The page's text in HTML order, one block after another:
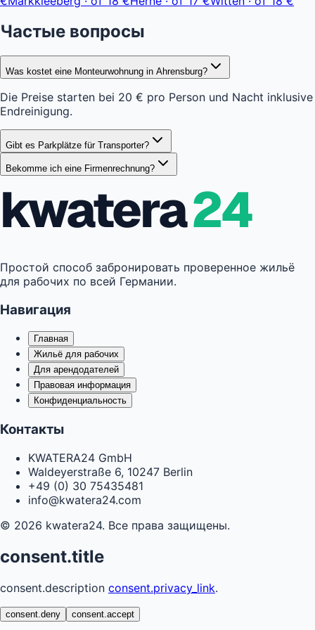
Частые вопросы
Was kostet eine Monteurwohnung in Ahrensburg?
Die Preise starten bei 20 € pro Person und Nacht inklusive
Endreinigung.
Gibt es Parkplätze für Transporter?
Bekomme ich eine Firmenrechnung?
kwatera24
Простой способ забронировать проверенное жильё
для рабочих по всей Германии.
Навигация
Главная
Жильё для рабочих
Для арендодателей
Правовая информация
Конфиденциальность
Контакты
KWATERA24 GmbH
Waldeyerstraße 6, 10247 Berlin
+49 (0) 30 75435481
info@kwatera24.com
© 2026 kwatera24. Все права защищены.
consent.title
consent.description consent.privacy_link.
consent.deny consent.accept